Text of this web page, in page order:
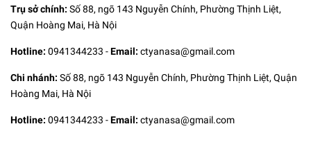
Trụ sở chính: Số 88, ngõ 143 Nguyễn Chính, Phường Thịnh Liệt,
Quận Hoàng Mai, Hà Nội
Hotline: 0941344233 -Email: ctyanasa@gmail.com
Chi nhánh: Số 88, ngõ 143 Nguyễn Chính, Phường Thịnh Liệt, Quận
Hoàng Mai, Hà Nội
Hotline: 0941344233 -Email: ctyanasa@gmail.com